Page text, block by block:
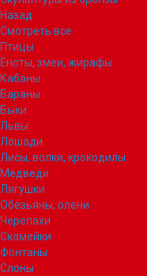
Назад
Смотреть все
Птицы
Еноты, змеи, жирафы
Кабаны
Бараны
Быки
Львы
Лошади
Лисы, волки, крокодилы
Медведи
Лягушки
Обезьяны, олени
Черепахи
Скамейки
Фонтаны
Слоны